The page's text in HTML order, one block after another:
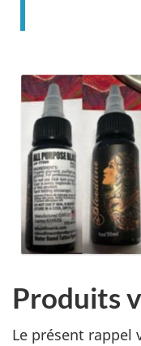
Produits
Le présent rappel